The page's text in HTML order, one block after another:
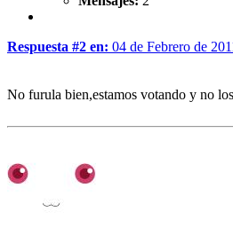
Respuesta #2 en: 04 de Febrero de
No furula bien,estamos votando y no